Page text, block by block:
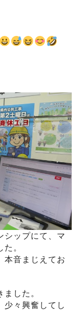
シップにて、マ
。
本音まじえてお
した。
少々興奮してし